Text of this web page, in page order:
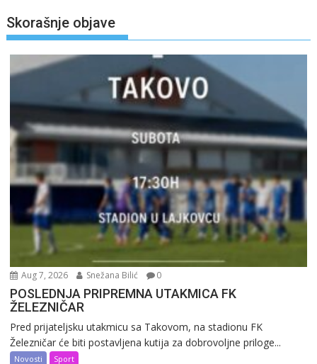
Skorašnje objave
Aug 7, 2026 Snežana Bilić 0
POSLEDNJA PRIPREMNA UTAKMICA FK
ŽELEZNIČAR
Pred prijateljsku utakmicu sa Takovom, na stadionu FK
Železničar će biti postavljena kutija za dobrovoljne priloge...
Novosti Sport